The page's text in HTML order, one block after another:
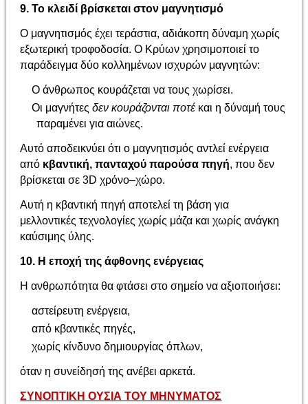
9. Το κλειδί βρίσκεται στον μαγνητισμό
Ο μαγνητισμός έχει τεράστια, αδιάκοπη δύναμη χωρίς
εξωτερική τροφοδοσία. Ο Κρύων χρησιμοποιεί το
παράδειγμα δύο κολλημένων ισχυρών μαγνητών:
Ο άνθρωπος κουράζεται να τους χωρίσει.
Οι μαγνήτεςδεν κουράζονται ποτέ και η δύναμή τους
παραμένει για αιώνες.
Αυτό αποδεικνύει ότι ο μαγνητισμός αντλεί ενέργεια
από κβαντική, πανταχού παρούσα πηγή, που δεν
βρίσκεται σε 3D χρόνο–χώρο.
Αυτή η κβαντική πηγή αποτελεί τη βάση για
μελλοντικές τεχνολογίες χωρίς μάζα και χωρίς ανάγκη
καύσιμης ύλης.
10. Η εποχή της άφθονης ενέργειας
Η ανθρωπότητα θα φτάσει στο σημείο να αξιοποιήσει:
αστείρευτη ενέργεια,
από κβαντικές πηγές,
χωρίς κίνδυνο δημιουργίας όπλων,
όταν η συνείδησή της ανέβει αρκετά.
ΣΥΝΟΠΤΙΚΗ ΟΥΣΙΑ ΤΟΥ ΜΗΝΥΜΑΤΟΣ